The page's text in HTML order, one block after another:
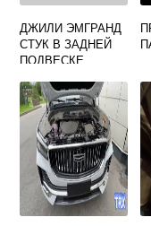
ДЖИЛИ ЭМГРАНД
СТУК В ЗАДНЕЙ
ПОДВЕСКЕ